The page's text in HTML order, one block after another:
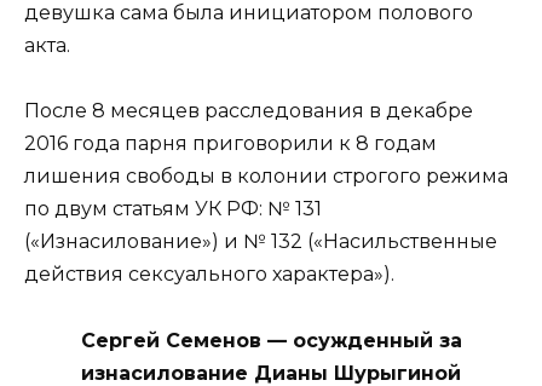
девушка сама была инициатором полового
акта.
После 8 месяцев расследования в декабре
2016 года парня приговорили к 8 годам
лишения свободы в колонии строгого режима
по двум статьям УК РФ: № 131
(«Изнасилование») и № 132 («Насильственные
действия сексуального характера»).
Сергей Семенов — осужденный за
изнасилование Дианы Шурыгиной